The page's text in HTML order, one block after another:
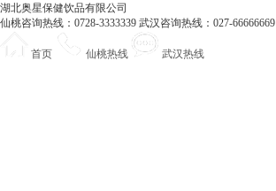
湖北奥星保健饮品有限公司
仙桃咨询热线：0728-3333339 武汉咨询热线：027-66666669
首页 仙桃热线 武汉热线